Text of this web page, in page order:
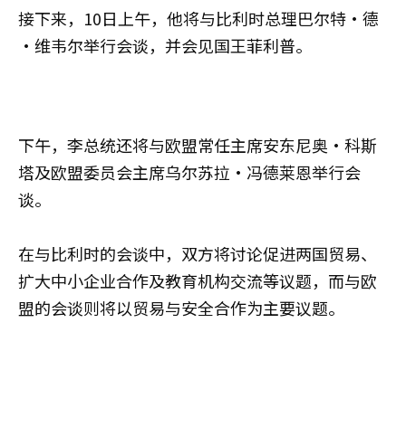
接下来，10日上午，他将与比利时总理巴尔特·德
·维韦尔举行会谈，并会见国王菲利普。
下午，李总统还将与欧盟常任主席安东尼奥·科斯
塔及欧盟委员会主席乌尔苏拉·冯德莱恩举行会
谈。
在与比利时的会谈中，双方将讨论促进两国贸易、
扩大中小企业合作及教育机构交流等议题，而与欧
盟的会谈则将以贸易与安全合作为主要议题。